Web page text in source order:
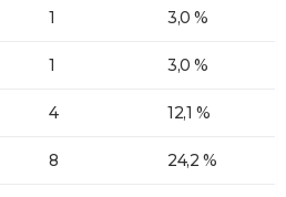
1 3,0 %
1 3,0 %
4 12,1 %
8 24,2 %